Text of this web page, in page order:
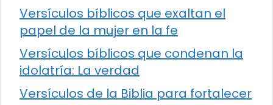
Versículos bíblicos que exaltan el
papel de la mujer en la fe
Versículos bíblicos que condenan la
idolatría: La verdad
Versículos de la Biblia para fortalecer